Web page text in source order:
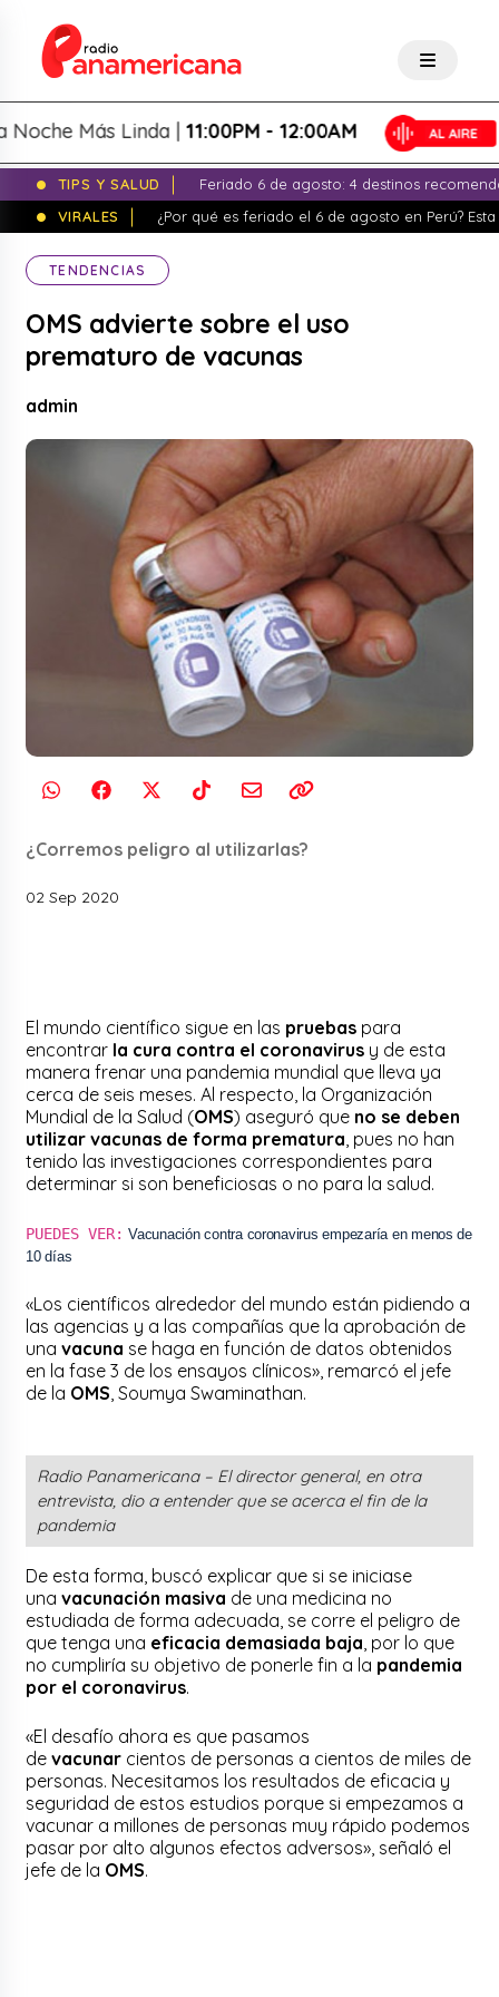
Más Linda |11:00PM - 12:00AM
TIPS Y SALUD
Feriado 6 de agosto: 4 destinos
VIRALES
¿Por qué es feriado el 6 de agosto en Perú?
TENDENCIAS
OMS advierte sobre el uso
prematuro de vacunas
admin
¿Corremos peligro al utilizarlas?
02 Sep 2020
El mundo científico sigue en las pruebas para
encontrar la cura contra el coronavirus y de esta
manera frenar una pandemia mundial que lleva ya
cerca de seis meses. Al respecto, la Organización
Mundial de la Salud (OMS) aseguró que no se deben
utilizar vacunas de forma prematura , pues no han
tenido las investigaciones correspondientes para
determinar si son beneficiosas o no para la salud.
PUEDES VER: Vacunación contra coronavirus empezaría en menos de
10 días
«Los científicos alrededor del mundo están pidiendo a
las agencias y a las compañías que la aprobación de
unavacuna se haga en función de datos obtenidos
en la fase 3 de los ensayos clínicos», remarcó el jefe
de la OMS , Soumya Swaminathan.
Radio Panamericana – El director general, en otra
entrevista, dio a entender que se acerca el fin de la
pandemia
De esta forma, buscó explicar que si se iniciase
unavacunación masiva de una medicina no
estudiada de forma adecuada, se corre el peligro de
que tenga una eficacia demasiada baja , por lo que
no cumpliría su objetivo de ponerle fin a la pandemia
por el coronavirus.
«El desafío ahora es que pasamos
devacunar cientos de personas a cientos de miles de
personas. Necesitamos los resultados de eficacia y
seguridad de estos estudios porque si empezamos a
vacunar a millones de personas muy rápido podemos
pasar por alto algunos efectos adversos», señaló el
jefe de la OMS.